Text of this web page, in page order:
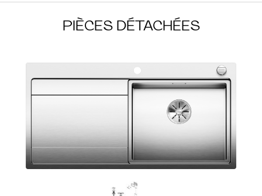
PIÈCES DÉTACHÉES